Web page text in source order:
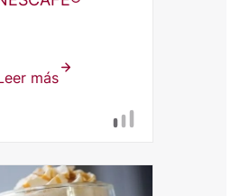
mássobre
Bombón
con
NESCAFÉ®